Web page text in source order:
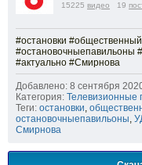
15225 видео 19
#остановки
#остановочныепавильоны
#актуально #Смирнова
Добавлено: 8 сентября
Категория: Телевизионные
Теги: остановки,
остановочныепавильоны,
Смирнова